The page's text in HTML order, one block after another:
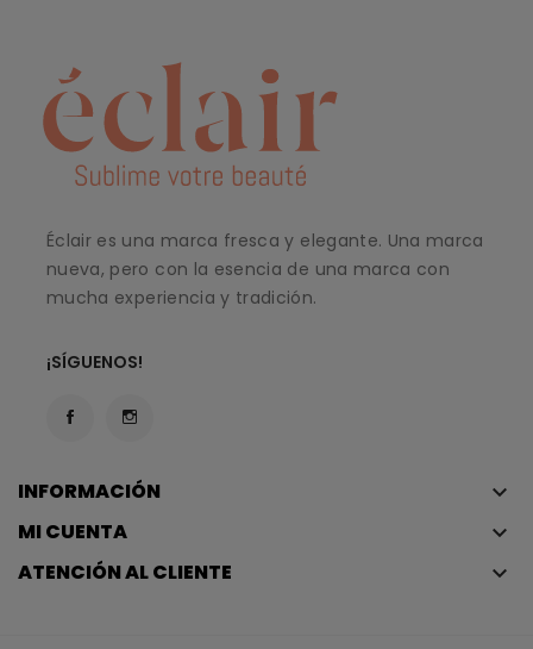
Éclair es una marca fresca y elegante. Una marca
nueva, pero con la esencia de una marca con
mucha experiencia y tradición.
¡SÍGUENOS!
INFORMACIÓN keyboard_arrow_down
MI CUENTA keyboard_arrow_down
ATENCIÓN AL CLIENTE keyboard_arrow_down